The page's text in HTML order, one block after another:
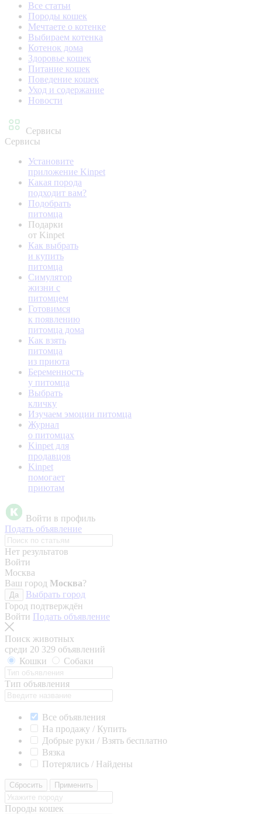
Все статьи
Породы кошек
Мечтаете о котенке
Выбираем котенка
Котенок дома
Здоровье кошек
Питание кошек
Поведение кошек
Уход и содержание
Новости
Сервисы
Сервисы
Установите
приложение Kinpet
Какая порода
подходит вам?
Подобрать
питомца
Подарки
от Kinpet
Как выбрать
и купить
питомца
Симулятор
жизни с
питомцем
Готовимся
к появлению
питомца дома
Как взять
питомца
из приюта
Беременность
у питомца
Выбрать
кличку
Изучаем эмоции питомца
Журнал
о питомцах
Kinpet для
продавцов
Kinpet
помогает
приютам
Войти в профиль
Подать объявление
Нет результатов
Войти
Москва
Ваш город Москва?
Да
Выбрать город
Город подтверждён
Войти Подать объявление
Поиск животных
среди 20 329 объявлений
Кошки
Собаки
Тип объявления
Все объявления
На продажу / Купить
Добрые руки / Взять бесплатно
Вязка
Потерялись / Найдены
Сбросить Применить
Породы кошек